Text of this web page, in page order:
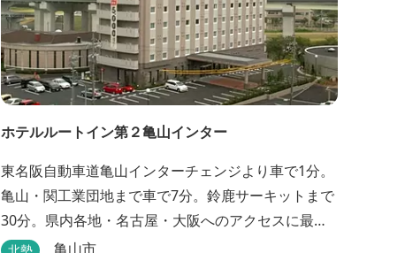
ホテルルートイン第２亀山インター
東名阪自動車道亀山インターチェンジより車で1分。
亀山・関工業団地まで車で7分。鈴鹿サーキットまで
30分。県内各地・名古屋・大阪へのアクセスに最
適。大浴場・無料駐車場完備。
亀山市